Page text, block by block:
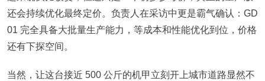
还会持续优化最终定价。负责人在采访中更是霸气确认：GD
01 完全具备大批量生产能力，等成本和性能优化到位，价格
还有下探空间。
当然，让这台接近 500 公斤的机甲立刻开上城市道路显然不